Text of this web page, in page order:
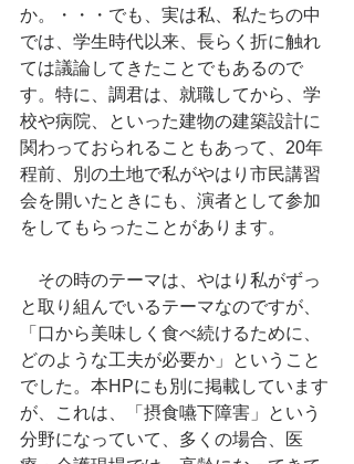
か。・・・でも、実は私、私たちの中
では、学生時代以来、長らく折に触れ
ては議論してきたことでもあるので
す。特に、調君は、就職してから、学
校や病院、といった建物の建築設計に
関わっておられることもあって、20年
程前、別の土地で私がやはり市民講習
会を開いたときにも、演者として参加
をしてもらったことがあります。
その時のテーマは、やはり私がずっ
と取り組んでいるテーマなのですが、
「口から美味しく食べ続けるために、
どのような工夫が必要か」ということ
でした。本HPにも別に掲載しています
が、これは、「摂食嚥下障害」という
分野になっていて、多くの場合、医